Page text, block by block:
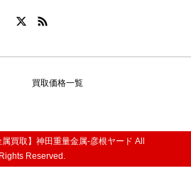
買取価格一覧
買取】神田重量金属-彦根ヤード All
Rights Reserved.